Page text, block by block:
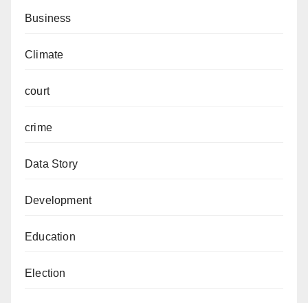
Business
Climate
court
crime
Data Story
Development
Education
Election